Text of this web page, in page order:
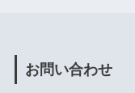
お問い合わせ